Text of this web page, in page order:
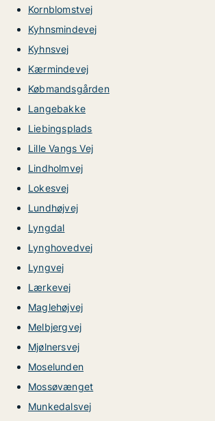
Kornblomstvej
Kyhnsmindevej
Kyhnsvej
Kærmindevej
Købmandsgården
Langebakke
Liebingsplads
Lille Vangs Vej
Lindholmvej
Lokesvej
Lundhøjvej
Lyngdal
Lynghovedvej
Lyngvej
Lærkevej
Maglehøjvej
Melbjergvej
Mjølnersvej
Moselunden
Mossøvænget
Munkedalsvej